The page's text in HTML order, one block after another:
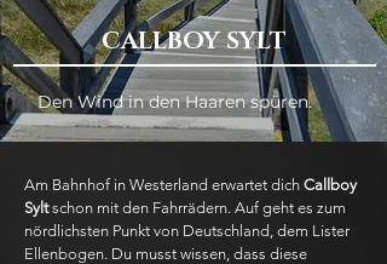
CALLBOY SYLT
Den Wind in den Haaren spüren.
Am Bahnhof in Westerland erwartet dich Callboy
Syltschon mit den Fahrrädern. Auf geht es zum
nördlichsten Punkt von Deutschland, dem Lister
Ellenbogen. Du musst wissen, dass diese